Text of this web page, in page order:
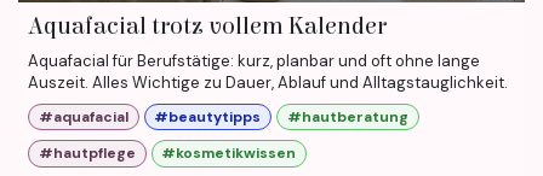
Aquafacial trotz vollem Kalender
Aquafacial für Berufstätige: kurz, planbar und oft ohne lange
Auszeit. Alles Wichtige zu Dauer, Ablauf und Alltagstauglichkeit.
#aquafacial #beautytipps
#hautberatung
#hautpflege
#kosmetikwissen